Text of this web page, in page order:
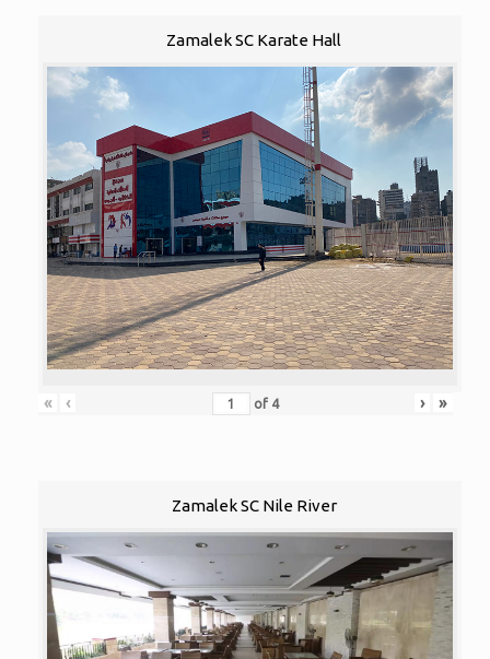
Zamalek SC Karate Hall
« ‹ of 4 › »
Zamalek SC Nile River